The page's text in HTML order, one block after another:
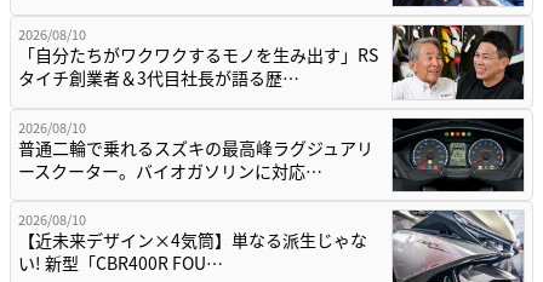
2026/08/10
「自分たちがワクワクするモノを生み出す」RS
タイチ創業者＆3代目社長が語る歴…
2026/08/10
普通二輪で乗れるスズキの最高峰ラグジュアリ
ースクーター。バイオガソリンに対応…
2026/08/10
【近未来デザイン×4気筒】単なる派生じゃな
い! 新型「CBR400R FOU…